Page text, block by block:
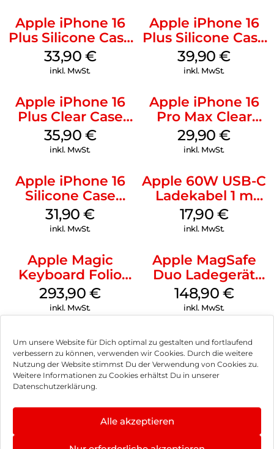
Um unsere Website für Dich optimal zu gestalten und fortlaufend
verbessern zu können, verwenden wir Cookies. Durch die weitere
Nutzung der Website stimmst Du der Verwendung von Cookies zu.
Weitere Informationen zu Cookies erhältst Du in unserer
Datenschutzerklärung.
Alle akzeptieren
Apple iPhone 16
Plus Silicone Case
MagSafe Lake
Green
33,90 €
inkl. MwSt.
Apple iPhone 16
Plus Silicone Case
MagSafe Plum
39,90€
inkl. MwSt.
Apple iPhone 16
Plus Clear Case
MagSafe
Transparent
35,90 €
inkl. MwSt.
Apple iPhone 16
Pro Max Clear
Case MagSafe
Transparent
29,90€
inkl. MwSt.
Apple iPhone 16
Silicone Case
MagSafe Fuchsia
31,90€
inkl. MwSt.
Apple 60W USB-C
Ladekabel 1 m
Weiß
17,90 €
inkl. MwSt.
Apple Magic
Keyboard Folio
iPad 10.9″ (10.Gen.)
Weiß
293,90€
inkl. MwSt.
Apple MagSafe
Duo Ladegerät
Weiß
148,90 €
inkl. MwSt.
Impressum